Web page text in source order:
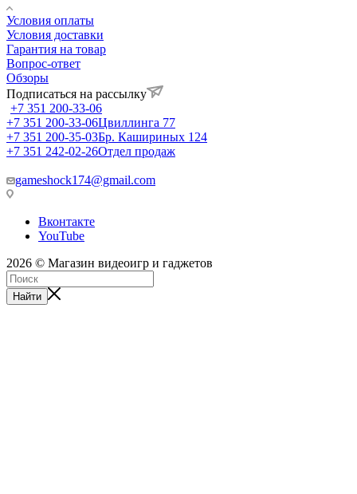
Условия оплаты
Условия доставки
Гарантия на товар
Вопрос-ответ
Обзоры
Подписаться на рассылку
+7 351 200-33-06
+7 351 200-33-06Цвиллинга 77
+7 351 200-35-03Бр. Кашириных 124
+7 351 242-02-26Отдел продаж
gameshock174@gmail.com
Вконтакте
YouTube
2026 © Магазин видеоигр и гаджетов
Найти